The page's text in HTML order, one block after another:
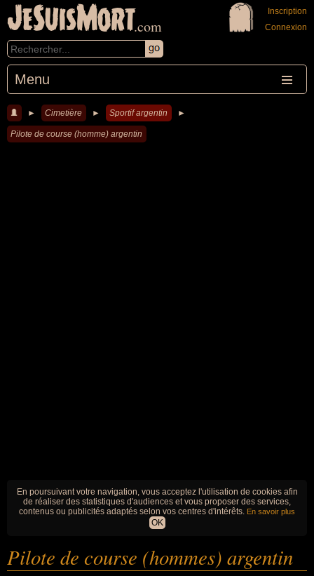
JeSuisMort.com
Menu
Inscription
Connexion
► Cimetière ► Sportif argentin ►
Pilote de course (homme) argentin
En poursuivant votre navigation, vous acceptez l'utilisation de cookies afin
de réaliser des statistiques d'audiences et vous proposer des services,
contenus ou publicités adaptés selon vos centres d'intérêts. En savoir plus
OK
Pilote de course (hommes) argentin